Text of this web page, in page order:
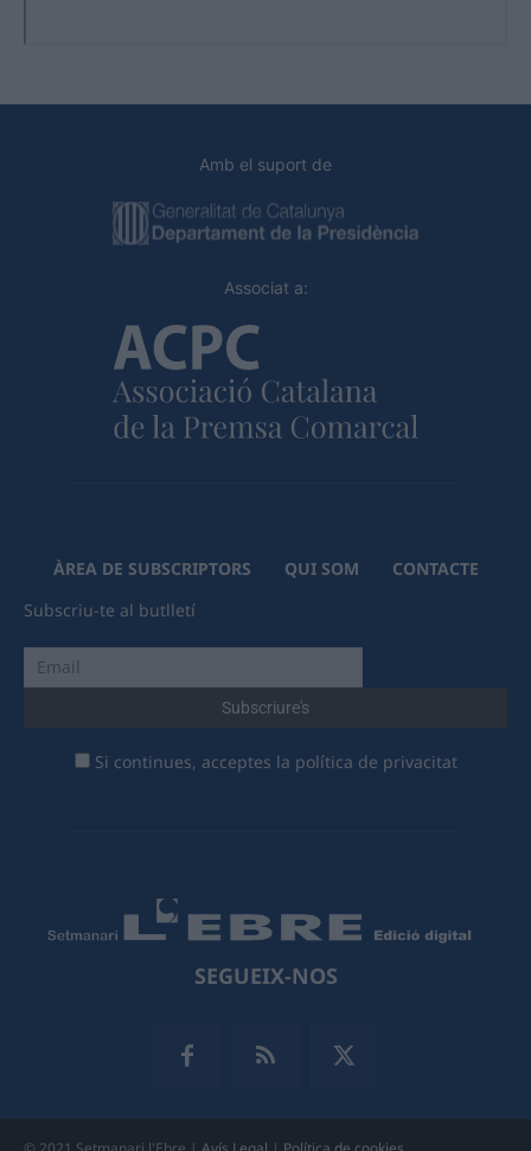
Amb el suport de
Associat a:
ÀREA DE SUBSCRIPTORS QUI SOM
CONTACTE
Subscriu-te al butlletí
Si continues, acceptes la política de privacitat
SEGUEIX-NOS